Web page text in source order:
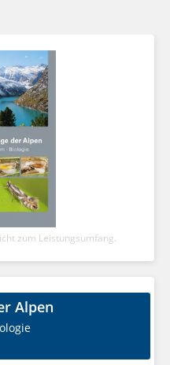
zum Leistungsumfang.
Alpen